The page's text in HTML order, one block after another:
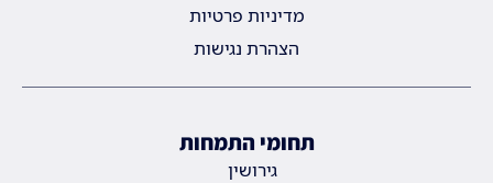
מדיניות פרטיות
הצהרת נגישות
תחומי התמחות
גירושין